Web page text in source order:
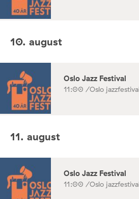
10. august
Oslo Jazz Festival
11:00 /Oslo
11. august
Oslo Jazz Festival
11:00 /Oslo